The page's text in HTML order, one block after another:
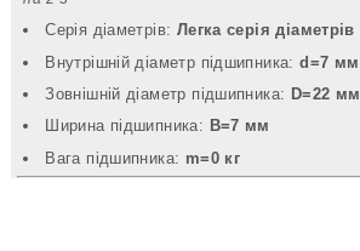
Серія діаметрів: Легка серія діаметрів
Внутрішній діаметр підшипника:d=7 мм
Зовнішній діаметр підшипника: D=22 мм
Ширина підшипника: B=7 мм
Вага підшипника: m=0 кг